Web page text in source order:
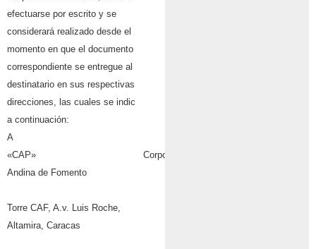
efectuarse por escrito y se
considerará realizado desde el
momento en que el documento
correspondiente se entregue al
destinatario en sus respectivas
direcciones, las cuales se indic
a continuación:
A
«CAP» Corporación
Andina de Fomento
Torre CAF, A.v. Luis Roche,
Altamira, Caracas